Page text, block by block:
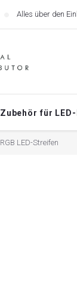
Alles über den
Zubehör für
RGB LED-Streifen